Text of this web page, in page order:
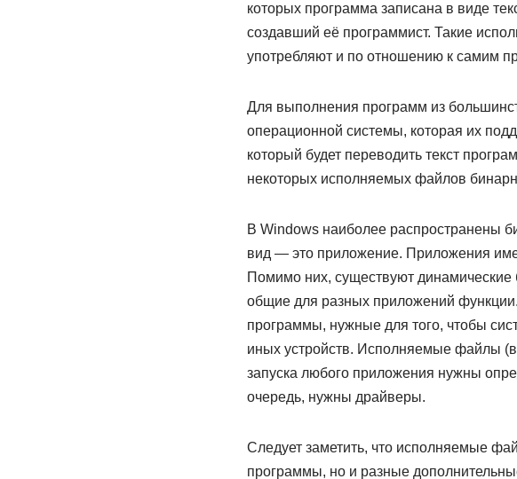
которых программа записана в виде
создавший её программист. Такие
употребляют и по отношению к самим
Для выполнения программ из
операционной системы, которая их
который будет переводить текст
некоторых исполняемых файлов
В Windows наиболее распространены
вид — это приложение. Приложения
Помимо них, существуют
общие для разных приложений
программы, нужные для того, чтобы
иных устройств. Исполняемые файлы (в
запуска любого приложения нужны
очередь, нужны драйверы.
Следует заметить, что исполняемые
программы, но и разные